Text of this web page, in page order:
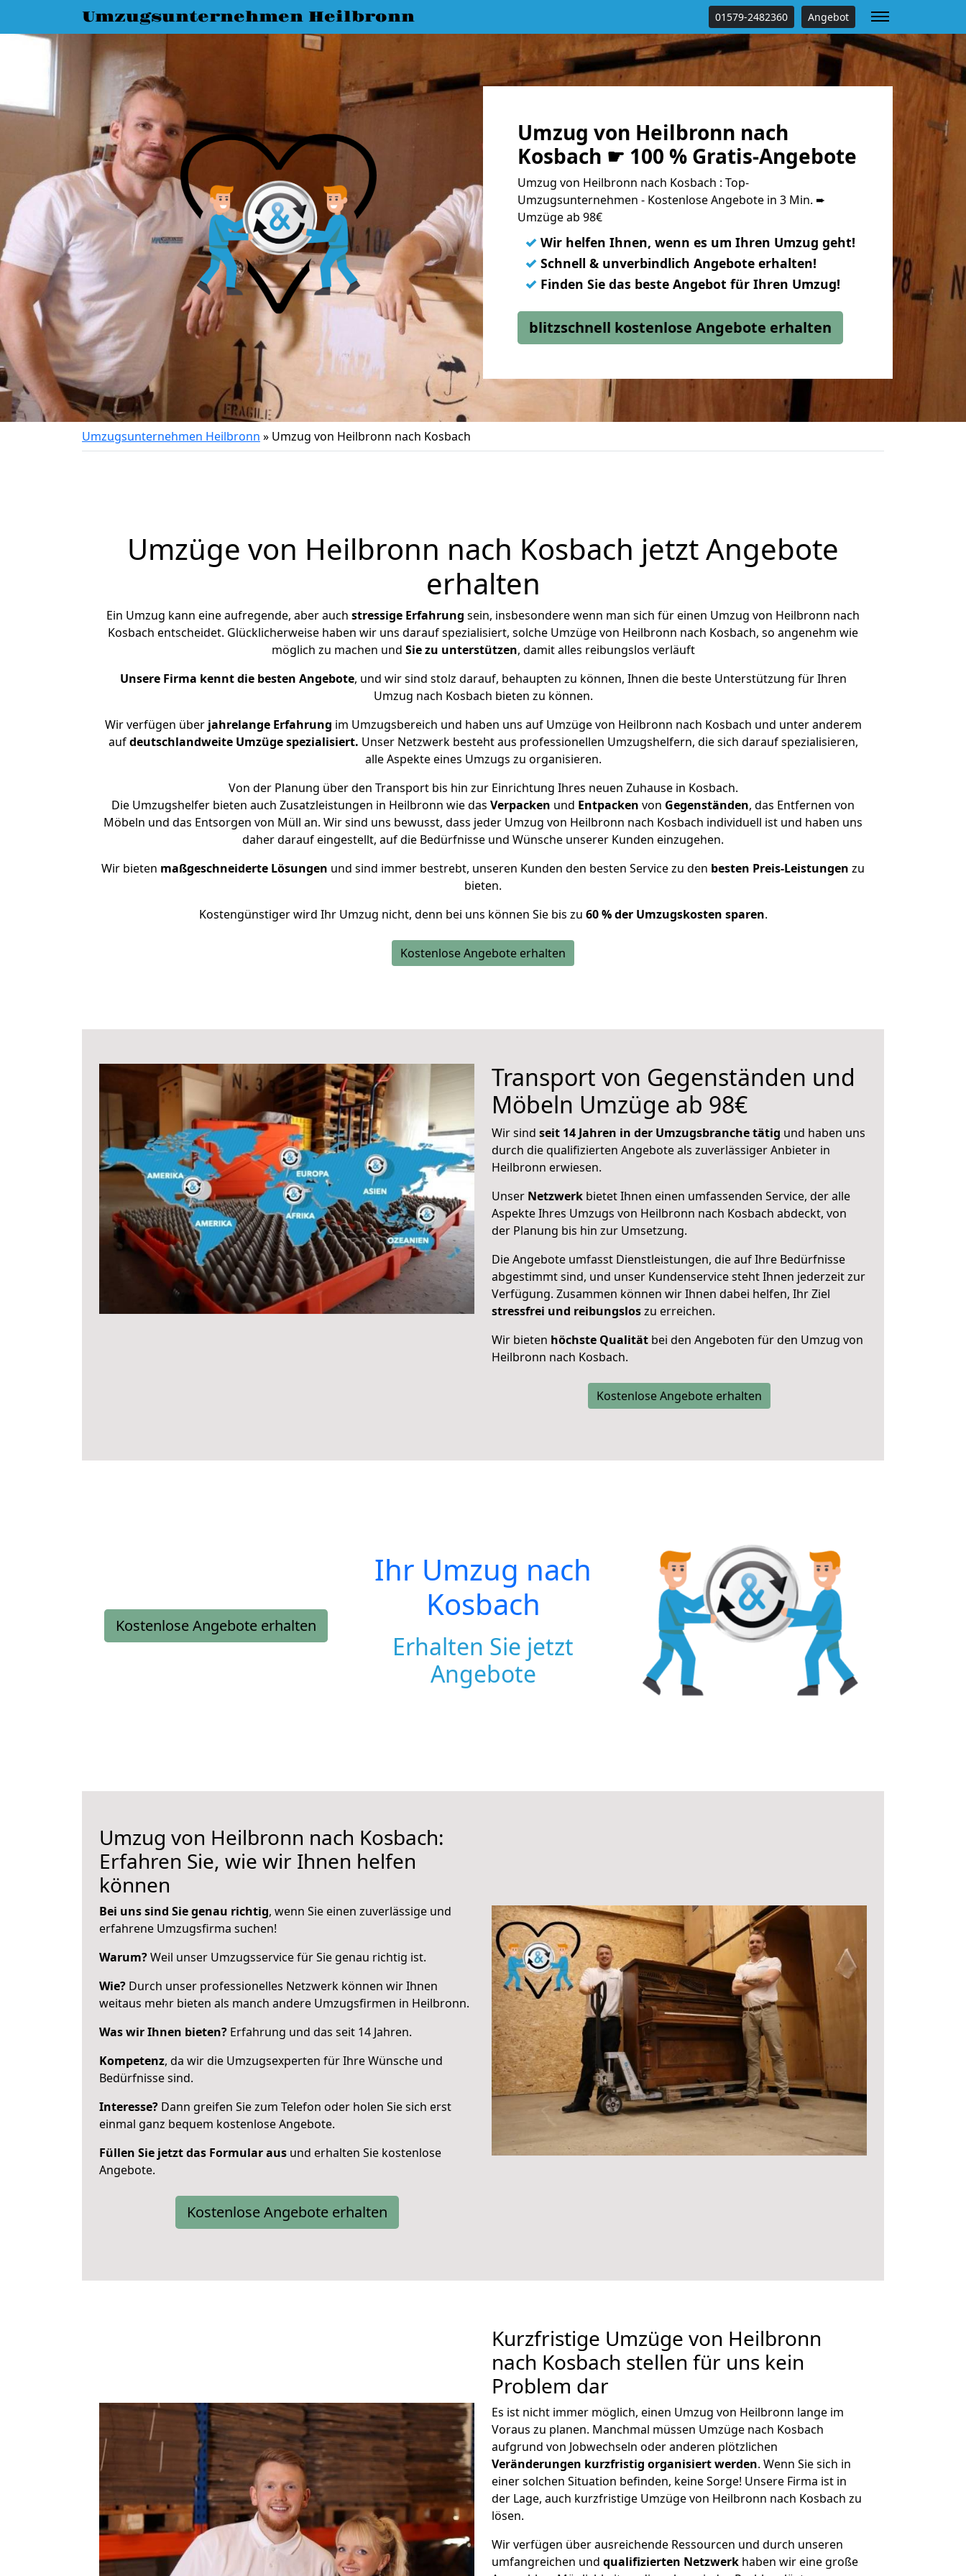
Umzugsunternehmen Heilbronn 01579-2482360 Angebot
Umzug von Heilbronn nach
Kosbach ☛ 100 % Gratis-Angebote
Umzug von Heilbronn nach Kosbach : Top-
Umzugsunternehmen - Kostenlose Angebote in 3 Min. ➨
Umzüge ab 98€
✓ Wir helfen Ihnen, wenn es um Ihren Umzug geht!
✓ Schnell & unverbindlich Angebote erhalten!
✓ Finden Sie das beste Angebot für Ihren Umzug!
blitzschnell kostenlose Angebote erhalten
Umzugsunternehmen Heilbronn » Umzug von Heilbronn nach Kosbach
Umzüge von Heilbronn nach Kosbach jetzt Angebote
erhalten
Ein Umzug kann eine aufregende, aber auch stressige Erfahrung sein, insbesondere wenn man sich für einen Umzug von Heilbronn nach
Kosbach entscheidet. Glücklicherweise haben wir uns darauf spezialisiert, solche Umzüge von Heilbronn nach Kosbach, so angenehm wie
möglich zu machen und Sie zu unterstützen, damit alles reibungslos verläuft
Unsere Firma kennt die besten Angebote, und wir sind stolz darauf, behaupten zu können, Ihnen die beste Unterstützung für Ihren
Umzug nach Kosbach bieten zu können.
Wir verfügen überjahrelange Erfahrung im Umzugsbereich und haben uns auf Umzüge von Heilbronn nach Kosbach und unter anderem
aufdeutschlandweite Umzüge spezialisiert. Unser Netzwerk besteht aus professionellen Umzugshelfern, die sich darauf spezialisieren,
alle Aspekte eines Umzugs zu organisieren.
Von der Planung über den Transport bis hin zur Einrichtung Ihres neuen Zuhause in Kosbach.
Die Umzugshelfer bieten auch Zusatzleistungen in Heilbronn wie das Verpacken und Entpacken von Gegenständen, das Entfernen von
Möbeln und das Entsorgen von Müll an. Wir sind uns bewusst, dass jeder Umzug von Heilbronn nach Kosbach individuell ist und haben uns
daher darauf eingestellt, auf die Bedürfnisse und Wünsche unserer Kunden einzugehen.
Wir bieten maßgeschneiderte Lösungen und sind immer bestrebt, unseren Kunden den besten Service zu den besten Preis-Leistungen zu
bieten.
Kostengünstiger wird Ihr Umzug nicht, denn bei uns können Sie bis zu 60 % der Umzugskosten sparen.
Kostenlose Angebote erhalten
Transport von Gegenständen und
Möbeln Umzüge ab 98€
Wir sind seit 14 Jahren in der Umzugsbranche tätig und haben uns
durch die qualifizierten Angebote als zuverlässiger Anbieter in
Heilbronn erwiesen.
Unser Netzwerk bietet Ihnen einen umfassenden Service, der alle
Aspekte Ihres Umzugs von Heilbronn nach Kosbach abdeckt, von
der Planung bis hin zur Umsetzung.
Die Angebote umfasst Dienstleistungen, die auf Ihre Bedürfnisse
abgestimmt sind, und unser Kundenservice steht Ihnen jederzeit zur
Verfügung. Zusammen können wir Ihnen dabei helfen, Ihr Ziel
stressfrei und reibungsloszu erreichen.
Wir bieten höchste Qualität bei den Angeboten für den Umzug von
Heilbronn nach Kosbach.
Kostenlose Angebote erhalten
Kostenlose Angebote erhalten
Ihr Umzug nach
Kosbach
Erhalten Sie jetzt
Angebote
Umzug von Heilbronn nach Kosbach:
Erfahren Sie, wie wir Ihnen helfen
können
Bei uns sind Sie genau richtig, wenn Sie einen zuverlässige und
erfahrene Umzugsfirma suchen!
Warum?Weil unser Umzugsservice für Sie genau richtig ist.
Wie? Durch unser professionelles Netzwerk können wir Ihnen
weitaus mehr bieten als manch andere Umzugsfirmen in Heilbronn.
Was wir Ihnen bieten? Erfahrung und das seit 14 Jahren.
Kompetenz, da wir die Umzugsexperten für Ihre Wünsche und
Bedürfnisse sind.
Interesse? Dann greifen Sie zum Telefon oder holen Sie sich erst
einmal ganz bequem kostenlose Angebote.
Füllen Sie jetzt das Formular aus und erhalten Sie kostenlose
Angebote.
Kostenlose Angebote erhalten
Kurzfristige Umzüge von Heilbronn
nach Kosbach stellen für uns kein
Problem dar
Es ist nicht immer möglich, einen Umzug von Heilbronn lange im
Voraus zu planen. Manchmal müssen Umzüge nach Kosbach
aufgrund von Jobwechseln oder anderen plötzlichen
Veränderungen kurzfristig organisiert werden. Wenn Sie sich in
einer solchen Situation befinden, keine Sorge! Unsere Firma ist in
der Lage, auch kurzfristige Umzüge von Heilbronn nach Kosbach zu
lösen.
Wir verfügen über ausreichende Ressourcen und durch unseren
umfangreichen und qualifizierten Netzwerk haben wir eine große